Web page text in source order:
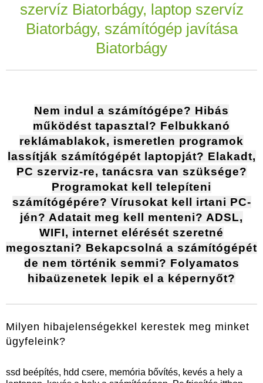
szervíz Biatorbágy, laptop szervíz
Biatorbágy, számítógép javítása
Biatorbágy
Nem indul a számítógépe? Hibás
működést tapasztal? Felbukkanó
reklámablakok, ismeretlen programok
lassítják számítógépét laptopját? Elakadt,
PC szerviz-re, tanácsra van szüksége?
Programokat kell telepíteni
számítógépére? Vírusokat kell irtani PC-
jén? Adatait meg kell menteni? ADSL,
WIFI, internet elérését szeretné
megosztani? Bekapcsolná a számítógépét
de nem történik semmi? Folyamatos
hibaüzenetek lepik el a képernyőt?
Milyen hibajelenségekkel kerestek meg minket
ügyfeleink?
ssd beépítés, hdd csere, memória bővítés, kevés a hely a